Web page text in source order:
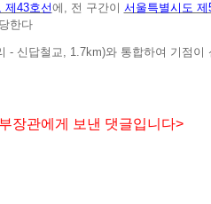
제43호선에, 전 구간이 서울특별시도 제
한다
- 신답철교, 1.7km)와 통합하여 기점
에게 보낸 댓글입니다>